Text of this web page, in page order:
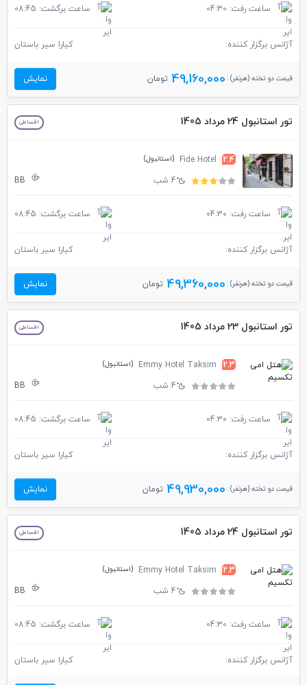
ساعت رفت: 04:30 ساعت برگشت: 08:45
آژانس برگزار کننده: کیارا سیر باستان
قیمت دو تخته (هرنفر) : 49,160,000 تومان نمایش
تور استانبول 24 مرداد 1405 اقساطی
2.4
Fide Hotel (استانبول)
4 شب BB
ساعت رفت: 04:30 ساعت برگشت: 08:45
آژانس برگزار کننده: کیارا سیر باستان
قیمت دو تخته (هرنفر) : 49,360,000 تومان نمایش
تور استانبول 23 مرداد 1405 اقساطی
2.3
Emmy Hotel Taksim (استانبول)
4 شب BB
ساعت رفت: 04:30 ساعت برگشت: 08:45
آژانس برگزار کننده: کیارا سیر باستان
قیمت دو تخته (هرنفر) : 49,930,000 تومان نمایش
تور استانبول 24 مرداد 1405 اقساطی
2.3
Emmy Hotel Taksim (استانبول)
4 شب BB
ساعت رفت: 04:30 ساعت برگشت: 08:45
آژانس برگزار کننده: کیارا سیر باستان